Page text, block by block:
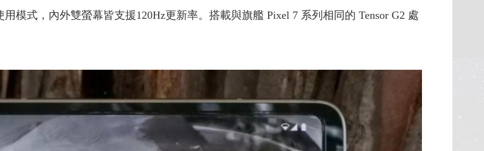
模式，內外雙螢幕皆支援120Hz更新率。搭載與旗艦 Pixel 7 系列相同的 Tensor G2 處